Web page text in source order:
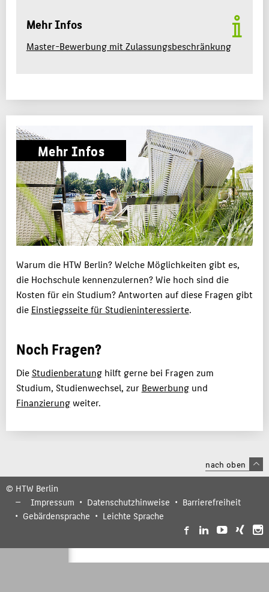
Mehr Infos
Master-Bewerbung mit Zulassungsbeschränkung
Mehr Infos
Warum die HTW Berlin? Welche Möglichkeiten gibt es,
die Hochschule kennenzulernen? Wie hoch sind die
Kosten für ein Studium? Antworten auf diese Fragen gibt
die Einstiegsseite für Studieninteressierte.
Noch Fragen?
DieStudienberatunghilft gerne bei Fragen zum
Studium, Studienwechsel, zur Bewerbungund
Finanzierungweiter.
nach oben
© HTW Berlin
Impressum
Datenschutzhinweise
Barrierefreiheit
Gebärdensprache
Leichte Sprache